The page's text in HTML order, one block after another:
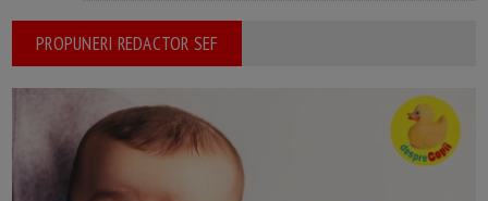
PROPUNERI REDACTOR SEF